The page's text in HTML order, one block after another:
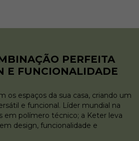
PERFEITA
E FUNCIONALIDADE
os espaços da sua casa, criando um
e funcional. Líder mundial na
em polímero técnico; a Keter leva
design, funcionalidade e